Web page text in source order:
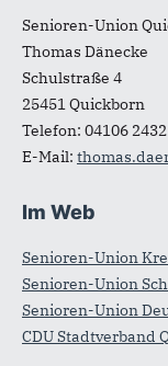
Senioren-Union
Thomas Dänecke
Schulstraße 4
25451Quickborn
Telefon: 04106 2432
E-Mail:
Im Web
Senioren-Union
Senioren-Union
Senioren-Union
CDU Stadtverband